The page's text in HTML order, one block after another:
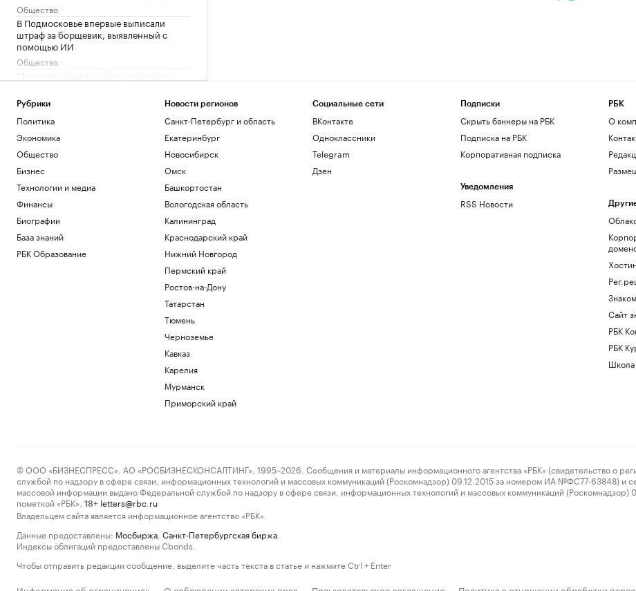
Общество
В Подмосковье впервые выписали
штраф за борщевик, выявленный с
помощью ИИ
Общество
Мишустин заявил о запуске единых
Бизнес
Как облигационный долг помог решить
задачи реального бизнеса. Кейсы
РБК и МСП Банк
В кабмине Литвы поспорили из-за
«российской угрозы»
Политика
Рубрики
Политика
Экономика
Общество
Бизнес
Технологии и медиа
Финансы
Биографии
База знаний
РБК Образование
Новости регионов
Санкт-Петербург и область
Екатеринбург
Новосибирск
Омск
Башкортостан
Вологодская область
Калининград
Краснодарский край
Нижний Новгород
Пермский край
Ростов-на-Дону
Татарстан
Тюмень
Черноземье
Кавказ
Карелия
Мурманск
Приморский край
Социальные сети
ВКонтакте
Одноклассники
Telegram
Дзен
Подписки
Скрыть баннеры на РБК
Подписка на РБК
Корпоративная подписка
Уведомления
RSS Новости
РБК
О
Сайт
РБК
РБК
Школа
© ООО «БИЗНЕСПРЕСС», АО «РОСБИЗНЕСКОНСАЛТИНГ», 1995–2026. Сообщения и материалы информационного агентства «РБК» (свидетельство о
службой по надзору в сфере связи, информационных технологий и массовых коммуникаций (Роскомнадзор) 09.12.2015 за номером ИА №ФС77-63848) и
массовой информации выдано Федеральной службой по надзору в сфере связи, информационных технологий и массовых коммуникаций
пометкой «РБК».
18+ letters@rbc.ru
Владельцем сайта является информационное агентство «РБК».
Данные предоставлены: Мосбиржа Санкт-Петербургская биржа
Индексы облигаций предоставлены Cbonds.
Чтобы отправить редакции сообщение, выделите часть текста в статье и нажмите Ctrl + Enter